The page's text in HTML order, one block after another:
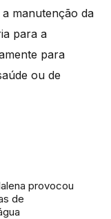
manutenção da
para a
para
ou de
provocou
de